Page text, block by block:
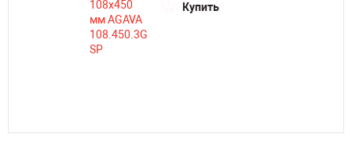
Купить